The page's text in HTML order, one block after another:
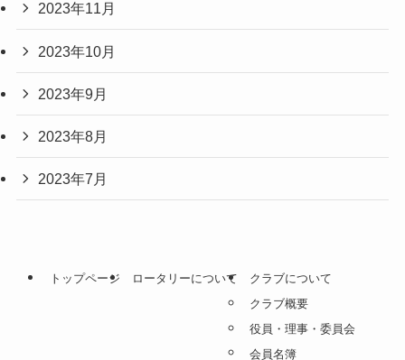
2023年11月
2023年10月
2023年9月
2023年8月
2023年7月
トップページ ロータリーについて
クラブについて
クラブ概要
役員・理事・委員会
会員名簿